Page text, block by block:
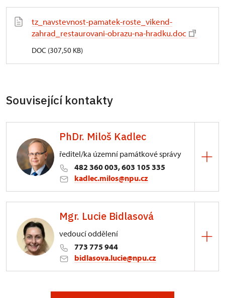
tz_navstevnost-pamatek-roste_vikend-
zahrad_restaurovani-obrazu-na-hradku.doc
DOC (307,50 KB)
Související kontakty
PhDr. Miloš Kadlec
ředitel/ka územní památkové správy
482 360 003, 603 105 335
kadlec.milos@npu.cz
3/, Sychrov 3
Mgr. Lucie Bidlasová
vedoucí oddělení
773 775 944
bidlasova.lucie@npu.cz